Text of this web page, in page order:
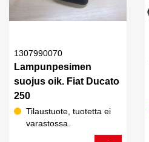
1307990070
Lampunpesimen
suojus oik. Fiat Ducato
250
Tilaustuote, tuotetta ei
varastossa.